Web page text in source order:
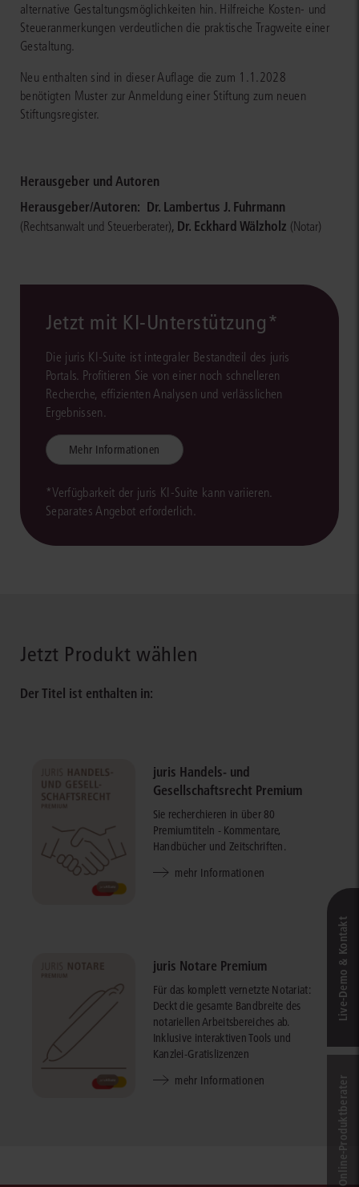
alternative Gestaltungsmöglichkeiten hin. Hilfreiche Kosten- und
Steueranmerkungen verdeutlichen die praktische Tragweite einer
Gestaltung.
Neu enthalten sind in dieser Auflage die zum 1.1.2028
benötigten Muster zur Anmeldung einer Stiftung zum neuen
Stiftungsregister.
Herausgeber und Autoren
Herausgeber/Autoren: Dr. Lambertus J. Fuhrmann
(Rechtsanwalt und Steuerberater), Dr. Eckhard Wälzholz (Notar)
Jetzt mit KI-Unterstützung*
Die juris KI-Suite ist integraler Bestandteil des juris
Portals. Profitieren Sie von einer noch schnelleren
Recherche, effizienten Analysen und verlässlichen
Ergebnissen.
Mehr Informationen
*Verfügbarkeit der juris KI-Suite kann variieren.
Separates Angebot erforderlich.
Jetzt Produkt wählen
Der Titel ist enthalten in:
juris Handels- und
Gesellschaftsrecht Premium
Sie recherchieren in über 80
Premiumtiteln - Kommentare,
Handbücher und Zeitschriften.
mehr Informationen
juris Notare Premium
Für das komplett vernetzte Notariat:
Deckt die gesamte Bandbreite des
notariellen Arbeitsbereiches ab.
Inklusive interaktiven Tools und
Kanzlei-Gratislizenzen
mehr Informationen
Live‑Demo & Kontakt
Online-Produkt­berater